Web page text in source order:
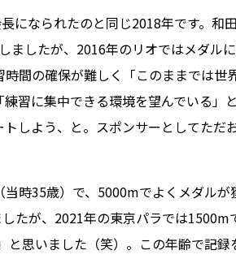
になられたのと同じ2018年です。和
ましたが、2016年のリオではメダル
間の確保が難しく「このままでは世
習に集中できる環境を望んでいる」
しよう、と。スポンサーとしてただ
時35歳）で、5000mでよくメダルが
たが、2021年の東京パラでは1500m
思いました（笑）。この年齢で記録